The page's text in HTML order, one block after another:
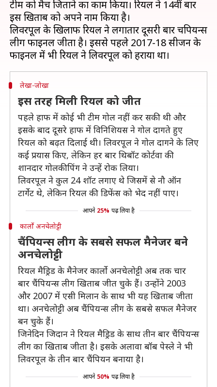
टीम को मैच जिताने का काम किया। रियल ने 14वीं बार
इस खिताब को अपने नाम किया है।
लिवरपूल के खिलाफ रियल ने लगातार दूसरी बार चैंपियन्स
लीग फाइनल जीता है। इससे पहले 2017-18 सीजन के
लेखा-जोखा
इस तरह मिली रियल को जीत
पहले हाफ में कोई भी टीम गोल नहीं कर सकी थी और
इसके बाद दूसरे हाफ में विनिशियस ने गोल दागते हुए
रियल को बढ़त दिलाई थी। लिवरपूल ने गोल दागने के लिए
कई प्रयास किए, लेकिन हर बार थिबॉट कोर्टवा की
शानदार गोलकीपिंग ने उन्हें रोक लिया।
लिवरपूल ने कुल 24 शॉट लगाए थे जिसमें से नौ ऑन
टार्गेट थे, लेकिन रियल की डिफेंस को भेद नहीं पाए।
आपने 25% पढ़ लिया है
कार्लो अनचेलोट्टी
चैंपियन्स लीग के सबसे सफल मैनेजर बने
अनचेलोट्टी
रियल मैड्रिड के मैनेजर कार्लो अनचेलोट्टी अब तक चार
बार चैंपियन्स लीग खिताब जीत चुके हैं। उन्होंने 2003
और 2007 में एसी मिलान के साथ भी यह खिताब जीता
था। अनचेलोट्टी अब चैंपियन्स लीग के सबसे सफल मैनेजर
बन चुके हैं।
जिनेदिन जिदान ने रियल मैड्रिड के साथ तीन बार चैंपियन्स
लीग का खिताब जीता है। इसके अलावा बॉब पेस्ले ने भी
लिवरपूल के तीन बार चैंपियन बनाया है।
आपने 50% पढ़ लिया है